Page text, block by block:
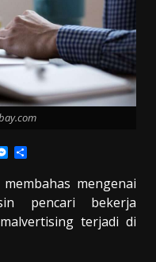
Messenger
mengenai
pencari bekerja
terjadi di